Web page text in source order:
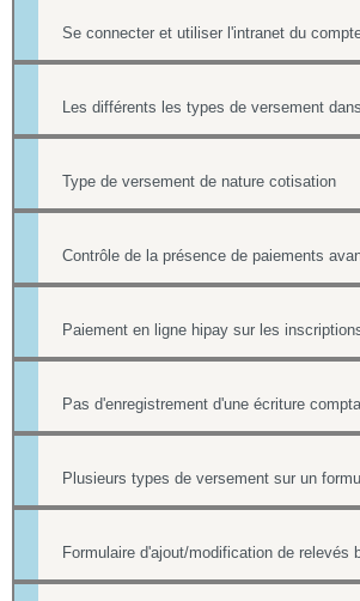
Type de versement de nature cotisation